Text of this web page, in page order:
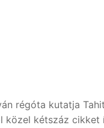
régóta kutatja
közel kétszáz